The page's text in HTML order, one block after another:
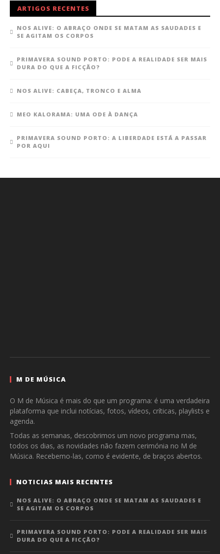
ARTIGOS RECENTES
NOS ALIVE: O ABRAÇO ONDE SE MATAM AS SAUDADES E
SE AGITAM OS CORPOS
PRIMAVERA SOUND PORTO: PODE A REALIDADE SER MAIS
DURA DO QUE A FICÇÃO?
NOS ALIVE: CABEÇA, TRONCO E ALMA
MEO KALORAMA: UMA ODE À DANÇA
PRIMAVERA SOUND PORTO: A LIBERDADE ESTÁ A PASSAR
POR AQUI
M DE MÚSICA
O M de Música é mais do que um programa: é uma verdadeira
plataforma que inclui notícias, fotos, vídeos, críticas, playlists e
agenda.
Todas as semanas, descobrimos um novo programa mas,
todos os dias, as novidades não fazem cerimónia no M de
Música. Recebemo-las, como é evidente, de braços abertos.
NOTICIAS MAIS RECENTES
NOS ALIVE: O ABRAÇO ONDE SE MATAM AS SAUDADES E
SE AGITAM OS CORPOS
PRIMAVERA SOUND PORTO: PODE A REALIDADE SER MAIS
DURA DO QUE A FICÇÃO?